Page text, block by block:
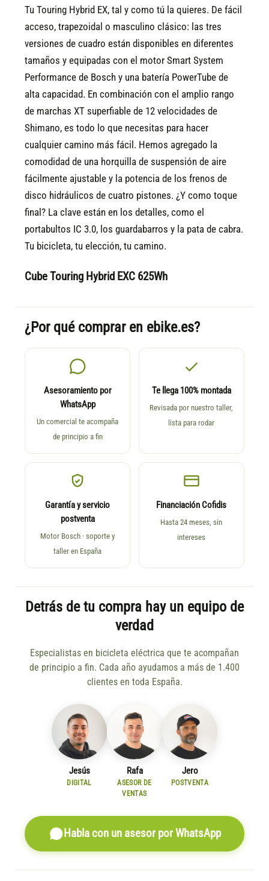
Tu Touring Hybrid EX, tal y como tú la quieres. De fácil
acceso, trapezoidal o masculino clásico: las tres
versiones de cuadro están disponibles en diferentes
tamaños y equipadas con el motor Smart System
Performance de Bosch y una batería PowerTube de
alta capacidad. En combinación con el amplio rango
de marchas XT superfiable de 12 velocidades de
Shimano, es todo lo que necesitas para hacer
cualquier camino más fácil. Hemos agregado la
comodidad de una horquilla de suspensión de aire
fácilmente ajustable y la potencia de los frenos de
disco hidráulicos de cuatro pistones. ¿Y como toque
final? La clave están en los detalles, como el
portabultos IC 3.0, los guardabarros y la pata de cabra.
Tu bicicleta, tu elección, tu camino.
Cube Touring Hybrid EXC 625Wh
¿Por qué comprar en ebike.es?
Asesoramiento por
WhatsApp
Un comercial te acompaña
de principio a fin
Te llega 100% montada
Revisada por nuestro taller,
lista para rodar
Garantía y servicio
postventa
Motor Bosch · soporte y
taller en España
Financiación Cofidis
Hasta 24 meses, sin
intereses
Detrás de tu compra hay un equipo de
verdad
Especialistas en bicicleta eléctrica que te acompañan
de principio a fin. Cada año ayudamos a más de 1.400
clientes en toda España.
Jesús
DIGITAL
Rafa
ASESOR DE
VENTAS
Jero
POSTVENTA
Habla con un asesor por WhatsApp